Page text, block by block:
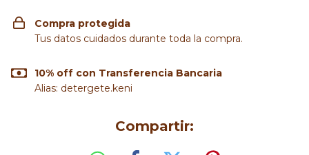
Compra protegida
Tus datos cuidados durante toda la compra.
10% off con Transferencia Bancaria
Alias: detergete.keni
Compartir: